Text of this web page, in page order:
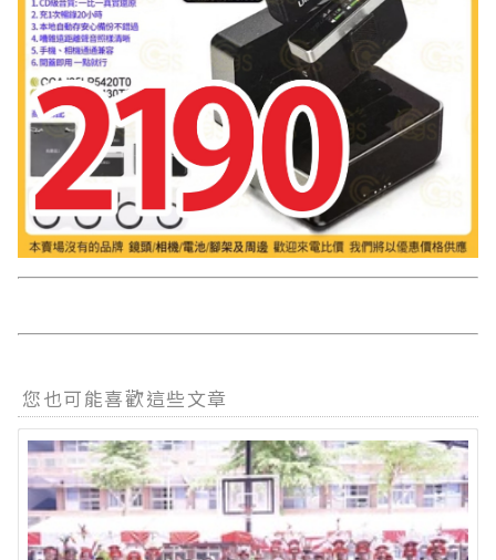
您也可能喜歡這些文章